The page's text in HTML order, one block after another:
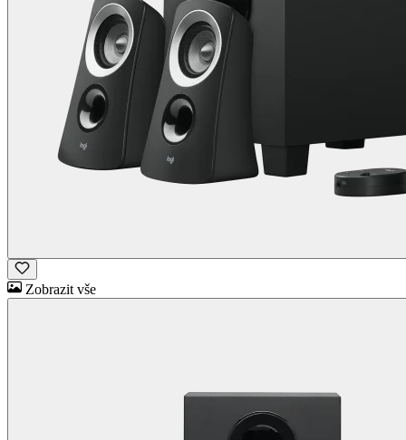
Zobrazit vše